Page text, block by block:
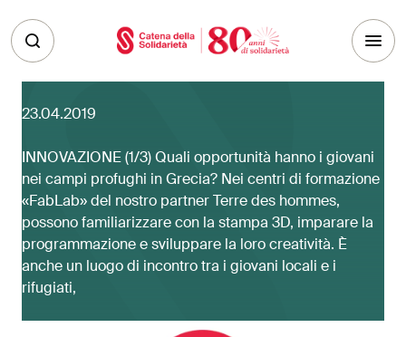
23.04.2019
INNOVAZIONE (1/3) Quali opportunità hanno i giovani
nei campi profughi in Grecia? Nei centri di formazione
«FabLab» del nostro partner Terre des hommes,
possono familiarizzare con la stampa 3D, imparare la
programmazione e sviluppare la loro creatività. È
anche un luogo di incontro tra i giovani locali e i
rifugiati,